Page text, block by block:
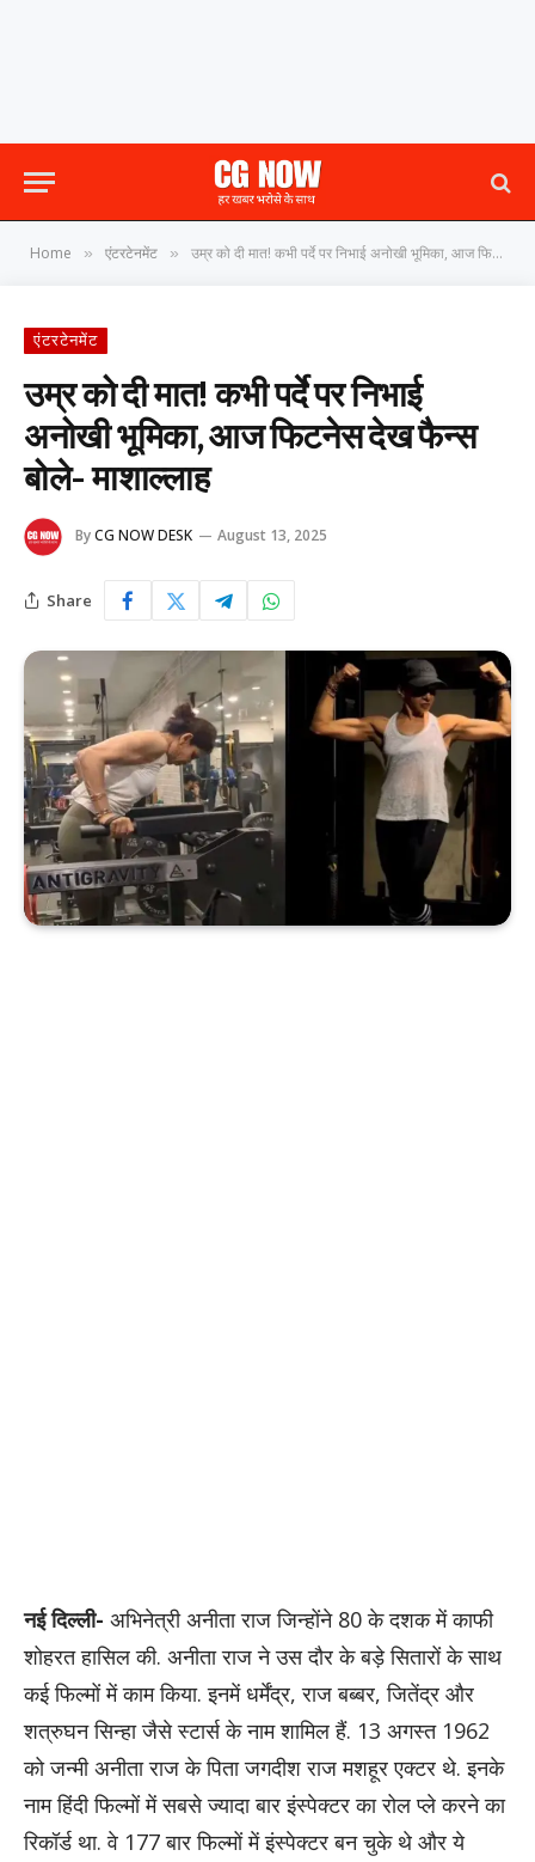
Home » एंटरटेनमेंट » उम्र को दी मात! कभी पर्दे पर निभाई अनोखी भूमिका, आज फिटनेस देख फैन्स बोले- माशाल्लाह
एंटरटेनमेंट
उम्र को दी मात! कभी पर्दे पर निभाई
अनोखी भूमिका, आज फिटनेस देख फैन्स
बोले- माशाल्लाह
ByCG NOW DESK August 13, 2025
Share
नई दिल्ली- अभिनेत्री अनीता राज जिन्होंने 80 के दशक में काफी
शोहरत हासिल की. अनीता राज ने उस दौर के बड़े सितारों के साथ
कई फिल्मों में काम किया. इनमें धर्मेंद्र, राज बब्बर, जितेंद्र और
शत्रुघन सिन्हा जैसे स्टार्स के नाम शामिल हैं. 13 अगस्त 1962
को जन्मी अनीता राज के पिता जगदीश राज मशहूर एक्टर थे. इनके
नाम हिंदी फिल्मों में सबसे ज्यादा बार इंस्पेक्टर का रोल प्ले करने का
रिकॉर्ड था. वे 177 बार फिल्मों में इंस्पेक्टर बन चुके थे और ये